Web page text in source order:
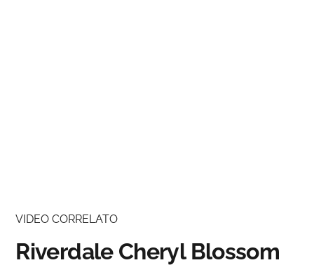
VIDEO CORRELATO
Riverdale Cheryl Blossom